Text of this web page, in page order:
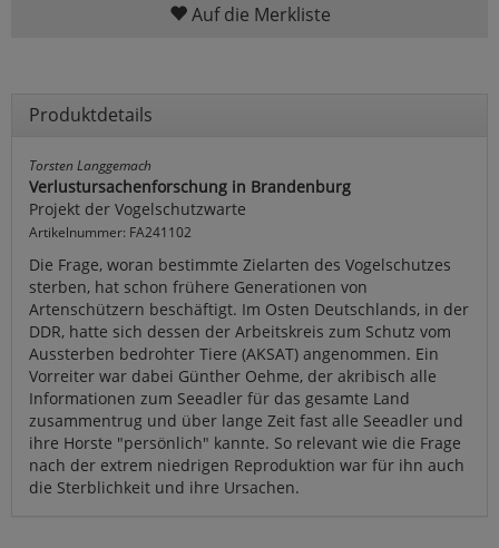
Auf die Merkliste
Produktdetails
Torsten Langgemach
Verlustursachenforschung in Brandenburg
Projekt der Vogelschutzwarte
Artikelnummer: FA241102
Die Frage, woran bestimmte Zielarten des Vogelschutzes
sterben, hat schon frühere Generationen von
Artenschützern beschäftigt. Im Osten Deutschlands, in der
DDR, hatte sich dessen der Arbeitskreis zum Schutz vom
Aussterben bedrohter Tiere (AKSAT) angenommen. Ein
Vorreiter war dabei Günther Oehme, der akribisch alle
Informationen zum Seeadler für das gesamte Land
zusammentrug und über lange Zeit fast alle Seeadler und
ihre Horste "persönlich" kannte. So relevant wie die Frage
nach der extrem niedrigen Reproduktion war für ihn auch
die Sterblichkeit und ihre Ursachen.